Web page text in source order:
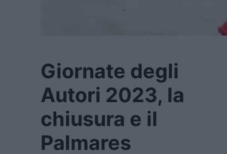
Giornate degli
Autori 2023, la
chiusura e il
Palmares